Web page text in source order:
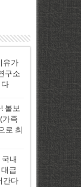
유가
구소
볼보
가족
로 최
내
급
간다